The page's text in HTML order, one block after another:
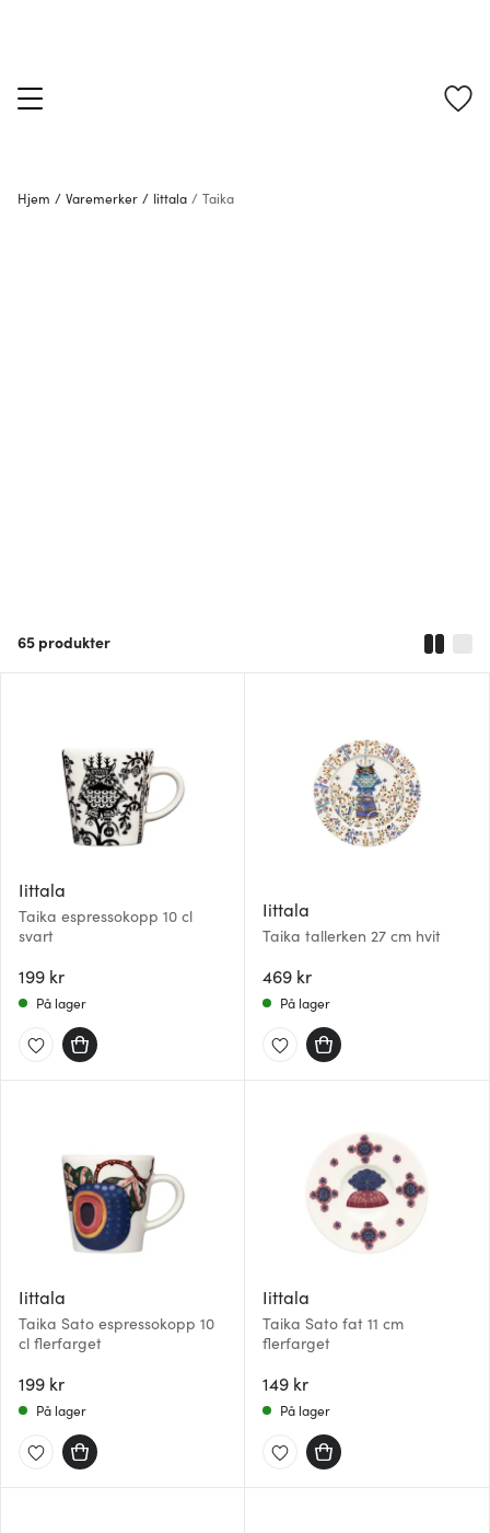
Hjem / Varemerker / Iittala / Taika
65 produkter
Iittala
Taika espressokopp 10 cl
svart
199 kr
På lager
Iittala
Taika tallerken 27 cm hvit
469 kr
På lager
Iittala
Taika Sato espressokopp 10
cl flerfarget
199 kr
På lager
Iittala
Taika Sato fat 11 cm
flerfarget
149 kr
På lager